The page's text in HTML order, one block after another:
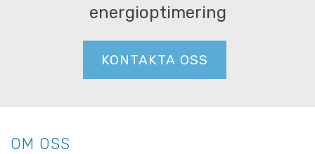
energioptimering
KONTAKTA OSS
OM OSS